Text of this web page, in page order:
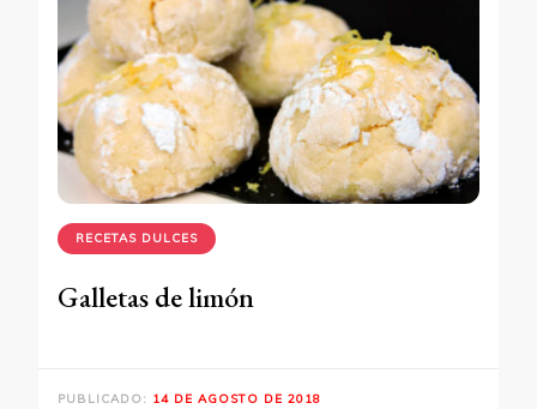
RECETAS DULCES
Galletas de limón
PUBLICADO: 14 DE AGOSTO DE 2018